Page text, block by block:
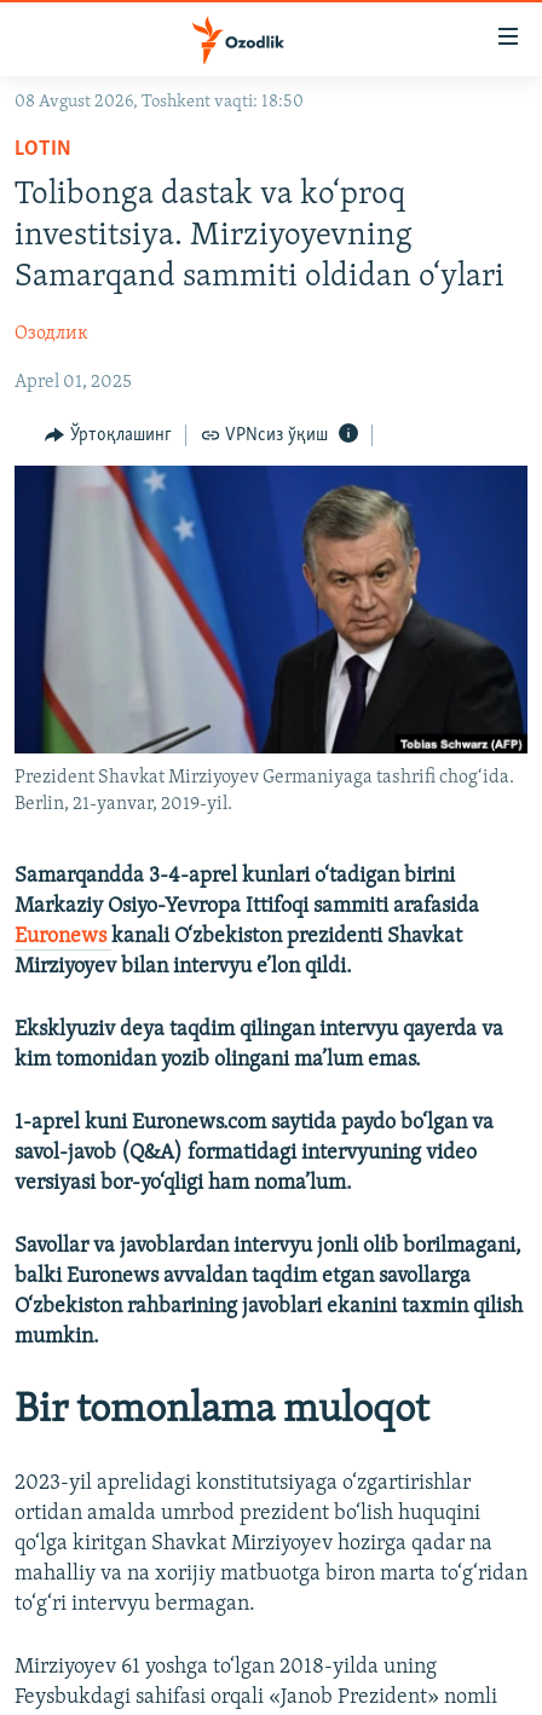
Асосий
навигацияга
ўтинг
Қидиришга
ўтинг
OZODVIDEO
OZODARXIV
На русском
ИЖТИМОИЙ ТАРМОҚЛАР
Озодлик бошқа тилларда
08 Avgust 2026, Toshkent vaqti: 18:50
LOTIN
Tolibonga dastak va ko‘proq
investitsiya. Mirziyoyevning
Samarqand sammiti oldidan o‘ylari
Озодлик
Aprel 01, 2025
Ўртоқлашинг VPNсиз ўқиш
Prezident Shavkat Mirziyoyev Germaniyaga tashrifi chog‘ida.
Berlin, 21-yanvar, 2019-yil.
Samarqandda 3-4-aprel kunlari o‘tadigan birini
Markaziy Osiyo-Yevropa Ittifoqi sammiti arafasida
Euronews kanali O‘zbekiston prezidenti Shavkat
Mirziyoyev bilan intervyu e’lon qildi.
Eksklyuziv deya taqdim qilingan intervyu qayerda va
kim tomonidan yozib olingani ma’lum emas.
1-aprel kuni Euronews.com saytida paydo bo‘lgan va
savol-javob (Q&A) formatidagi intervyuning video
versiyasi bor-yo‘qligi ham noma’lum.
Savollar va javoblardan intervyu jonli olib borilmagani,
balki Euronews avvaldan taqdim etgan savollarga
O‘zbekiston rahbarining javoblari ekanini taxmin qilish
mumkin.
Bir tomonlama muloqot
2023-yil aprelidagi konstitutsiyaga o‘zgartirishlar
ortidan amalda umrbod prezident bo‘lish huquqini
qo‘lga kiritgan Shavkat Mirziyoyev hozirga qadar na
mahalliy va na xorijiy matbuotga biron marta to‘g‘ridan
to‘g‘ri intervyu bermagan.
Mirziyoyev 61 yoshga to‘lgan 2018-yilda uning
Feysbukdagi sahifasi orqali «Janob Prezident» nomli